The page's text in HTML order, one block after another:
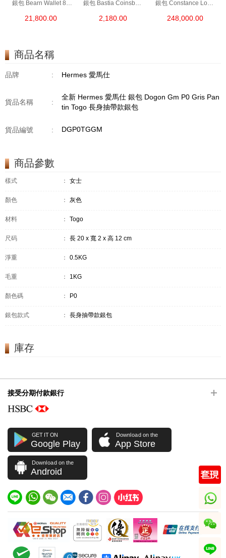
銀包 Bearn Wallet 89
短身抽帶款銀包
21,800.00
銀包 Bastia Coinsbag
零錢包
2,180.00
銀包 Constance Long
Croco 銀扣
248,000.00
商品名稱
品牌 : Hermes 愛馬仕
貨品名稱 :
全新 Hermes 愛馬仕 銀包 Dogon Gm P0 Gris Pan
tin Togo 長身抽帶款銀包
貨品編號 : DGP0TGGM
商品參數
樣式 ： 女士
顏色 ： 灰色
材料 ： Togo
尺码 ： 長 20 x 寬 2 x 高 12 cm
淨重 ： 0.5KG
毛重 ： 1KG
顏色碼 ： P0
銀包款式 ： 長身抽帶款銀包
庫存
接受分期付款銀行
GET IT ON
Google Play
Download on the
App Store
Download on the
Android
whatsapp